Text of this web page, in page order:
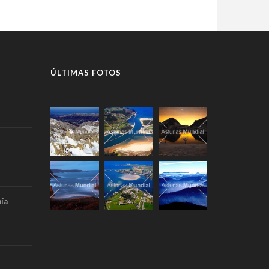
ÚLTIMAS FOTOS